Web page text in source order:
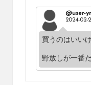
@user-
2024-02-
買うのはいい
野放しが一番